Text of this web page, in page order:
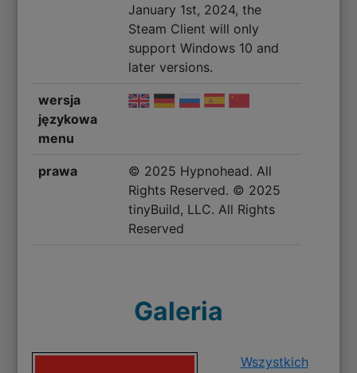
January 1st, 2024, the
Steam Client will only
support Windows 10 and
later versions.
wersja
językowa
menu
prawa
© 2025 Hypnohead. All
Rights Reserved. © 2025
tinyBuild, LLC. All Rights
Reserved
Galeria
Wszystkich